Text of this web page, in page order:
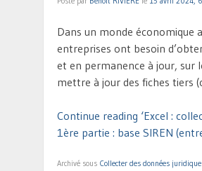
Dans un monde économique
entreprises ont besoin
et en permanence à jour, sur
mettre à jour des fiches tiers
Continue reading ‘Excel :
1ère partie : base SIREN
Archivé sous Collecter des données